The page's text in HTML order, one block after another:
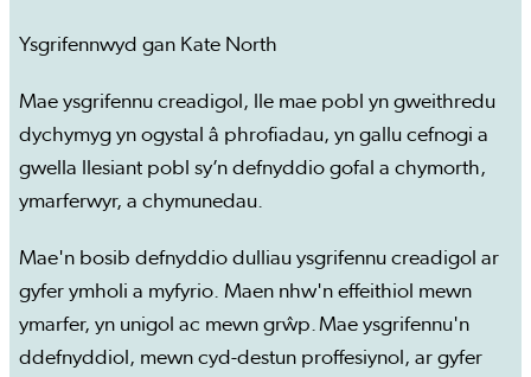
Ysgrifennwyd gan Kate North
Mae ysgrifennu creadigol, lle mae pobl yn gweithredu
dychymyg yn ogystal â phrofiadau, yn gallu cefnogi a
gwella llesiant pobl sy’n defnyddio gofal a chymorth,
ymarferwyr, a chymunedau.
Mae'n bosib defnyddio dulliau ysgrifennu creadigol ar
gyfer ymholi a myfyrio. Maen nhw'n effeithiol mewn
ymarfer, yn unigol ac mewn grŵp. Mae ysgrifennu'n
ddefnyddiol, mewn cyd-destun proffesiynol, ar gyfer